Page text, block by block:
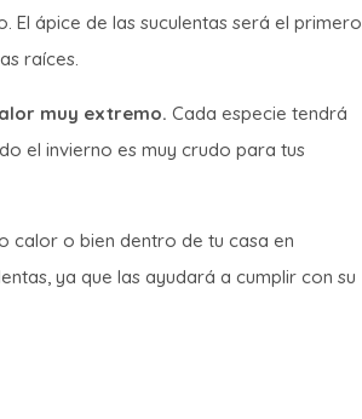
El ápice de las suculentas será el primero
raíces.
muy extremo. Cada especie tendrá
el invierno es muy crudo para tus
calor o bien dentro de tu casa en
ya que las ayudará a cumplir con su